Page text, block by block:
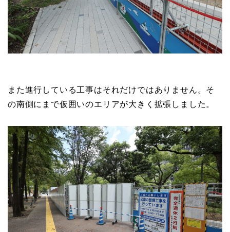
また進行している工事はそれだけではありません。そ
の南側にまで仮囲いのエリアが大きく拡張しました。